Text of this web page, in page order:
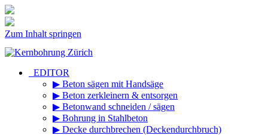
Zum Inhalt springen
_EDITOR
▶ Beton sägen mit Handsäge
▶ Beton zerkleinern & entsorgen
▶ Betonwand schneiden / sägen
▶ Bohrung in Stahlbeton
▶ Decke durchbrechen (Deckendurchbruch)